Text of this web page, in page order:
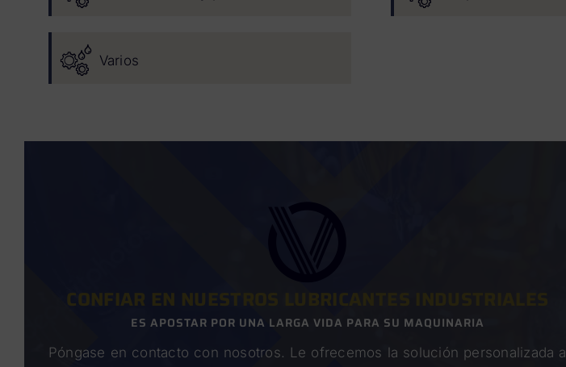
Varios
CONFIAR EN NUESTROS LUBRICANTES INDUSTRIALES
ES APOSTAR POR UNA LARGA VIDA PARA SU MAQUINARIA
Póngase en contacto con nosotros. Le ofrecemos la solución personalizada a